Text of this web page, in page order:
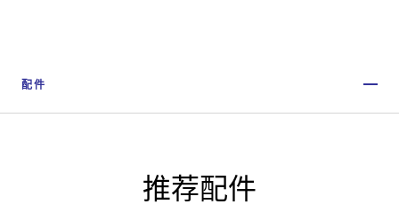
配件
推荐配件